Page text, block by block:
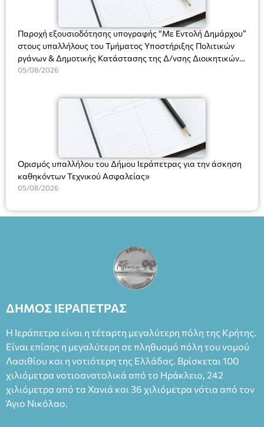
ΘΕΑΤΡΙΚΕΣ ΠΑΡΑΓΩΓΕΣ ΕΕ
Παροχή εξουσιοδότησης υπογραφής “Με Εντολή Δημάρχου”
στους υπαλλήλους του Τμήματος Υποστήριξης Πολιτικών
ργάνων & Δημοτικής Κατάστασης της Δ/νσης Διοικητικών
Υπηρεσιών για αποφάσεις, πιστοποιητικά, πράξεις και
(Ν. 5314/2026).»
05/08/2026
Ορισμός υπαλλήλου του Δήμου Ιεράπετρας για την άσκηση
καθηκόντων Τεχνικού Ασφαλείας»
05/08/2026
ΔΗΜΟΣ ΙΕΡΑΠΕΤΡΑΣ
Η Ιεράπετρα είναι η τέταρτη μεγαλύτερη πόλη της Κρήτης.
Είναι επίσης η μεγαλύτερη σε πληθυσμό πόλη του νομού
Λασιθίου και η νοτιότερη της Ελλάδας. Βρίσκεται 100
χιλιόμετρα νοτιοανατολικά από το Ηράκλειο, 242
χιλιόμετρα από τα Χανιά και 36 χιλιόμετρα νότια από τον
Άγιο Νικόλαο.